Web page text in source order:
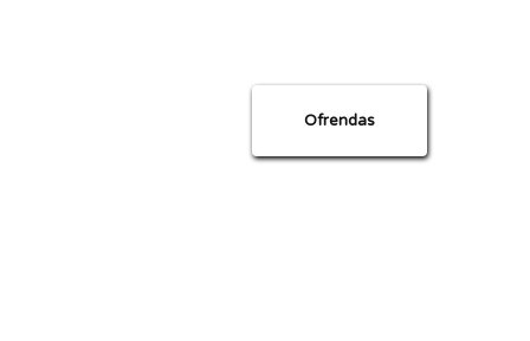
Ofrendas